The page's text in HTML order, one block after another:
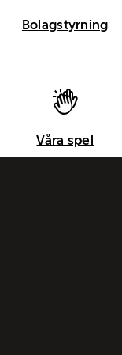
Bolagstyrning
Våra spel